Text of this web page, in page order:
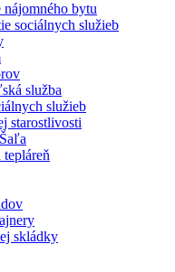
bytu
sociálnych služieb
služba
služieb
starostlivosti
skládky